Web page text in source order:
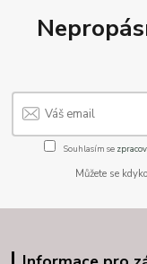
Souhlasím se
Můžete se